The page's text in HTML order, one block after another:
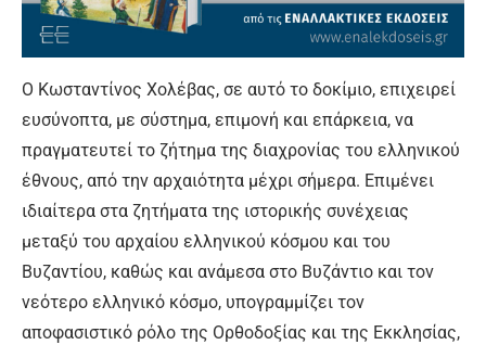
Ο Κωσταντίνος Χολέβας, σε αυτό το δοκίμιο, επιχειρεί
ευσύνοπτα, με σύστημα, επιμονή και επάρκεια, να
πραγματευτεί το ζήτημα της διαχρονίας του ελληνικού
έθνους, από την αρχαιότητα μέχρι σήμερα. Επιμένει
ιδιαίτερα στα ζητήματα της ιστορικής συνέχειας
μεταξύ του αρχαίου ελληνικού κόσμου και του
Βυζαντίου, καθώς και ανάμεσα στο Βυζάντιο και τον
νεότερο ελληνικό κόσμο, υπογραμμίζει τον
αποφασιστικό ρόλο της Ορθοδοξίας και της Εκκλησίας,